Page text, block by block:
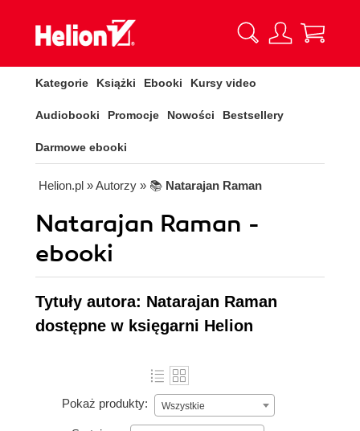
Kategorie Książki Ebooki Kursy video
Audiobooki Promocje Nowości Bestsellery
Darmowe ebooki
Helion.pl » Autorzy » 📚 Natarajan Raman
Natarajan Raman -
ebooki
Tytuły autora: Natarajan Raman
dostępne w księgarni Helion
Pokaż produkty: Wszystkie